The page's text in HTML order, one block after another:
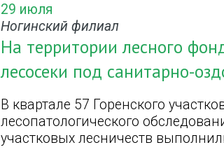
29 июля
Ногинский филиал
На территории лесного
лесосеки под санитарно-
В квартале 57 Горенского
лесопатологического
участковых лесничеств